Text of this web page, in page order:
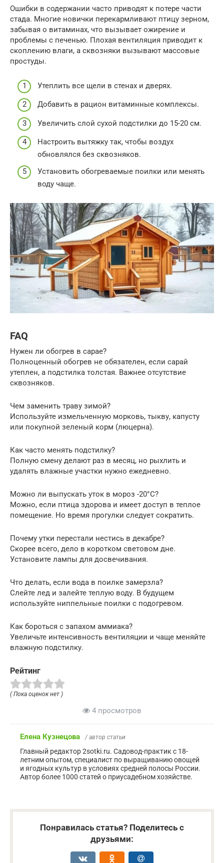
Ошибки в содержании часто приводят к потере части
стада. Многие новички перекармливают птицу зерном,
забывая о витаминах, что вызывает ожирение и
проблемы с печенью. Плохая вентиляция приводит к
скоплению влаги, а сквозняки вызывают массовые
простуды.
Утеплить все щели в стенах и дверях.
Добавить в рацион витаминные комплексы.
Увеличить слой сухой подстилки до 15-20 см.
Настроить вытяжку так, чтобы воздух
обновлялся без сквозняков.
Установить обогреваемые поилки или менять
воду чаще.
FAQ
Нужен ли обогрев в сарае?
Полноценный обогрев не обязателен, если сарай
утеплен, а подстилка толстая. Важнее отсутствие
сквозняков.
Чем заменить траву зимой?
Используйте измельченную морковь, тыкву, капусту
или покупной зеленый корм (люцерна).
Как часто менять подстилку?
Полную смену делают раз в месяц, но рыхлить и
удалять влажные участки нужно ежедневно.
Можно ли выпускать уток в мороз -20°C?
Можно, если птица здорова и имеет доступ в теплое
помещение. Но время прогулки следует сократить.
Почему утки перестали нестись в декабре?
Скорее всего, дело в коротком световом дне.
Установите лампы для досвечивания.
Что делать, если вода в поилке замерзла?
Слейте лед и залейте теплую воду. В будущем
используйте ниппельные поилки с подогревом.
Как бороться с запахом аммиака?
Увеличьте интенсивность вентиляции и чаще меняйте
влажную подстилку.
Рейтинг
( Пока оценок нет )
4 просмотров
Елена Кузнецова / автор статьи
Главный редактор 2sotki.ru. Садовод-практик с 18-
летним опытом, специалист по выращиванию овощей
и ягодных культур в условиях средней полосы России.
Автор более 1000 статей о приусадебном хозяйстве.
Понравилась статья? Поделитесь с
друзьями: